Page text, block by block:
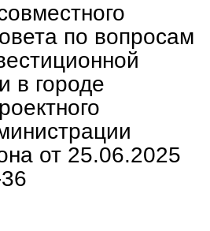
по вопросам
в городе
от 25.06.2025